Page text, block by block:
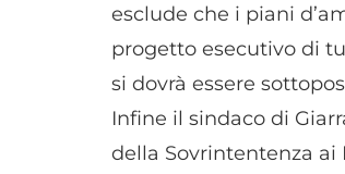
esclude che i piani
progetto esecutivo di
si dovrà essere
Infine il sindaco di
della Sovrintentenza ai